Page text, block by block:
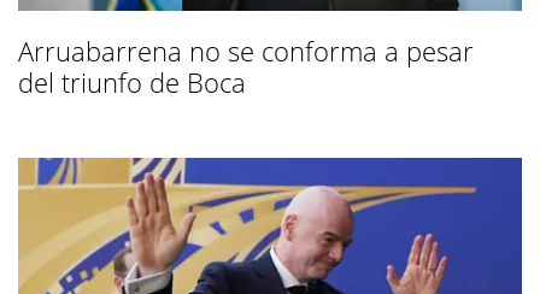
Arruabarrena no se conforma a pesar
del triunfo de Boca